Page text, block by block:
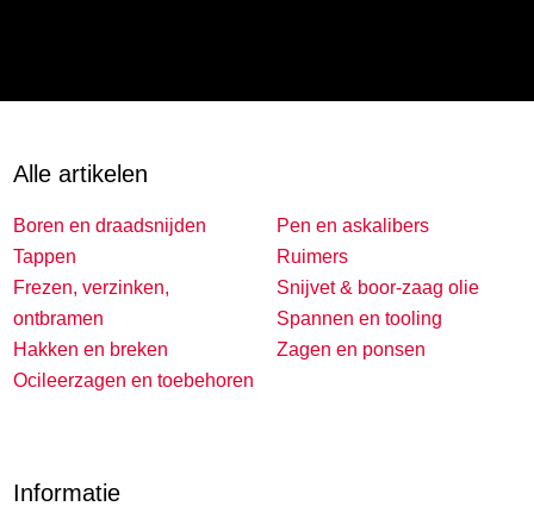
Alle artikelen
Boren en draadsnijden
Tappen
Frezen, verzinken,
ontbramen
Hakken en breken
Ocileerzagen en toebehoren
Pen en askalibers
Ruimers
Snijvet & boor-zaag olie
Spannen en tooling
Zagen en ponsen
Informatie